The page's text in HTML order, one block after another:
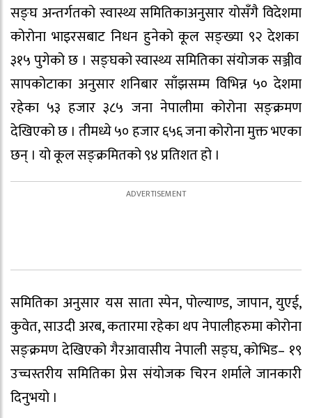
सङ्घ अन्तर्गतको स्वास्थ्य समितिकाअनुसार योसँगै विदेशमा
कोरोना भाइरसबाट निधन हुनेको कूल सङ्ख्या ९२ देशका
३१५ पुगेको छ । सङ्घको स्वास्थ्य समितिका संयोजक सञ्जीव
सापकोटाका अनुसार शनिबार साँझसम्म विभिन्न ५० देशमा
रहेका ५३ हजार ३८५ जना नेपालीमा कोरोना सङ्क्रमण
देखिएको छ । तीमध्ये ५० हजार ६५६ जना कोरोना मुक्त भएका
छन् । यो कूल सङ्क्रमितको ९४ प्रतिशत हो ।
समितिका अनुसार यस साता स्पेन, पोल्याण्ड, जापान, युएई,
कुवेत, साउदी अरब, कतारमा रहेका थप नेपालीहरुमा कोरोना
सङ्क्रमण देखिएको गैरआवासीय नेपाली सङ्घ, कोभिड– १९
उच्चस्तरीय समितिका प्रेस संयोजक चिरन शर्माले जानकारी
दिनुभयो ।